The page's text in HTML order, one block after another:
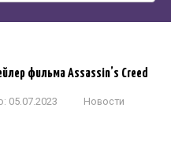
фильма Assassin’s Creed
05.07.2023
Новости